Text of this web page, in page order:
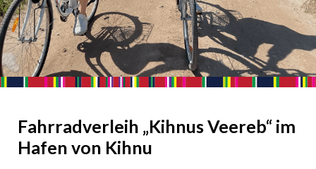
Fahrradverleih „Kihnus Veereb“ im
Hafen von Kihnu